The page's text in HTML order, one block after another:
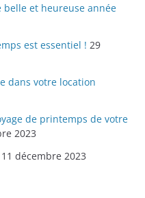
belle et heureuse année
est essentiel ! 29
dans votre location
de printemps de votre
2023
11 décembre 2023